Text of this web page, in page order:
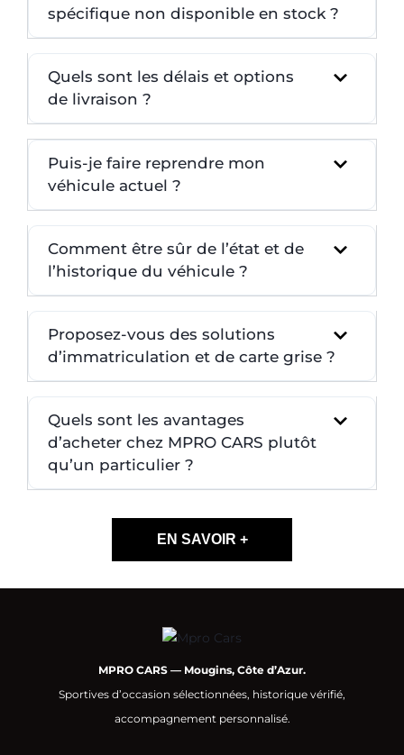
spécifique non disponible en stock ?
Quels sont les délais et options
de livraison ?
Puis-je faire reprendre mon
véhicule actuel ?
Comment être sûr de l’état et de
l’historique du véhicule ?
Proposez-vous des solutions
d’immatriculation et de carte grise ?
Quels sont les avantages
d’acheter chez MPRO CARS plutôt
qu’un particulier ?
EN SAVOIR +
MPRO CARS — Mougins, Côte d’Azur.
Sportives d’occasion sélectionnées, historique vérifié,
accompagnement personnalisé.